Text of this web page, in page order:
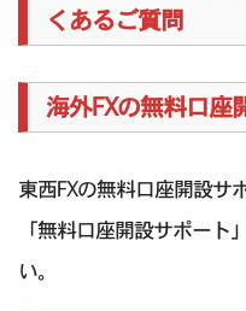
くあるご質問
海外FXの無料口座
東西FXの無料口座開設サ
「無料口座開設サポート
い。